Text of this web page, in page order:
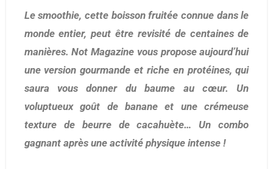
Le smoothie, cette boisson fruitée connue dans le
monde entier, peut être revisité de centaines de
manières. Not Magazine vous propose aujourd’hui
une version gourmande et riche en protéines, qui
saura vous donner du baume au cœur. Un
voluptueux goût de banane et une crémeuse
texture de beurre de cacahuète… Un combo
gagnant après une activité physique intense !